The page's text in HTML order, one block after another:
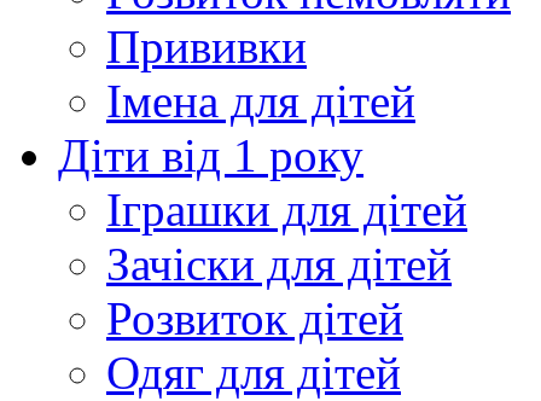
Прививки
Імена для дітей
Діти від 1 року
Іграшки для дітей
Зачіски для дітей
Розвиток дітей
Одяг для дітей